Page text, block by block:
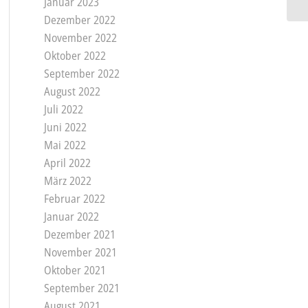
Dezember 2022
November 2022
Oktober 2022
September 2022
August 2022
Juli 2022
Juni 2022
Mai 2022
April 2022
März 2022
Februar 2022
Januar 2022
Dezember 2021
November 2021
Oktober 2021
September 2021